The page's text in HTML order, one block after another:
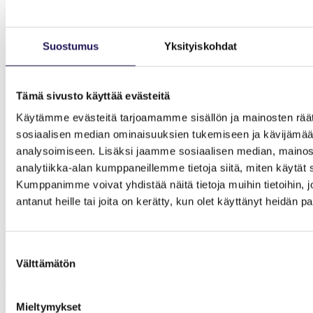
Suostumus Yksityiskohdat
Tämä sivusto käyttää evästeitä
Käytämme evästeitä tarjoamamme sisällön ja mainosten
sosiaalisen median ominaisuuksien tukemiseen ja
analysoimiseen. Lisäksi jaamme sosiaalisen median,
analytiikka-alan kumppaneillemme tietoja siitä, miten käytät
Kumppanimme voivat yhdistää näitä tietoja muihin tietoihin,
antanut heille tai joita on kerätty, kun olet käyttänyt heidän
valinta
Välttämätön
Mieltymykset
kuntoutusta, jonka tavoitteena on mahdollistaa ihmiselle sujuva,
Mitä toimintaterapeutti tekee?
Toimintaterapeutti on kuntoutusalan asiantuntija, joka saattaa
ihmisen merkitykselliseen ja toimivaan arkeen – arkeen, joka on aina
enemmän kuin pelkkää pärjäämistä.